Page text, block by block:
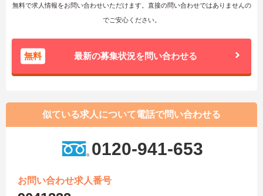
無料で求人情報をお問い合わせいただけます。直接の問い合わせではありませんの
でご安心ください。
無料 最新の募集状況を問い合わせる
似ている求人について電話で問い合わせる
0120-941-653
お問い合わせ求人番号